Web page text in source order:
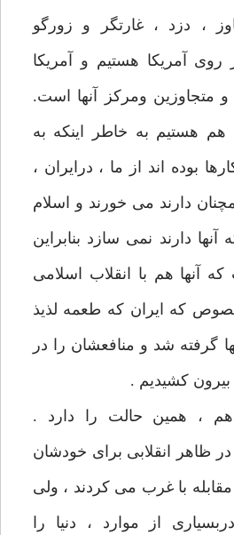
، دزد ، غارتگر و زورگو
روی آمریکا هستیم و آمریکا
و متجاوزین ومرکز آنها است.
هم هستیم به خاطر اینکه به
بوده اند از ما ، درایران ،
دارند می خورند و اسلام
آنها دارند نمی سازد بنابراین
آنها هم با انقلاب اسلامی
که ایران که طعمه لذیذ
گرفته شد و منافعشان را در
بیرون کشیدیم .
هم ، همین حالت را دارد .
ظاهر انقلابی برای خودشان
با غرب می کردند ، ولی
از موارد ، دنیا را